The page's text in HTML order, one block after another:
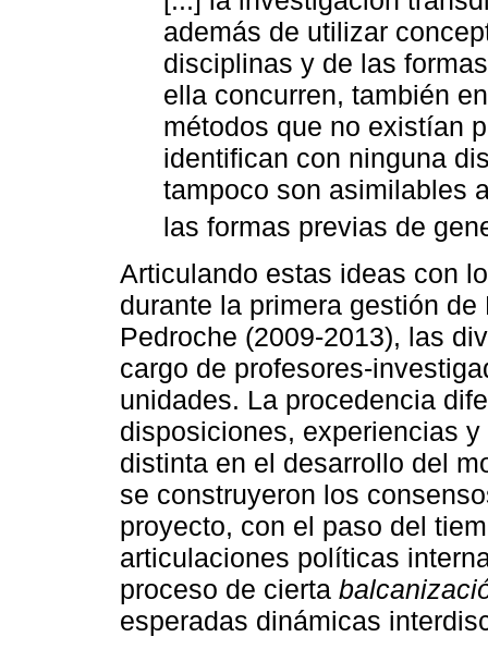
además de utilizar
disciplinas y de las
ella concurren, también
métodos que no existían
identifican con ninguna
tampoco son asimilables
las formas previas de
Articulando estas ideas con
durante la primera gestión
Pedroche (2009-2013), las
cargo de profesores-
unidades. La procedencia
disposiciones, experiencias
distinta en el desarrollo del
se construyeron los
proyecto, con el paso del
articulaciones políticas
proceso de cierta
esperadas dinámicas